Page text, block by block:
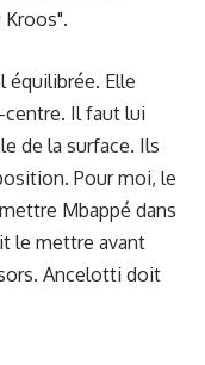
équilibrée. Elle
centre. Il faut lui
de la surface. Ils
Pour moi, le
Mbappé dans
le mettre avant
Ancelotti doit